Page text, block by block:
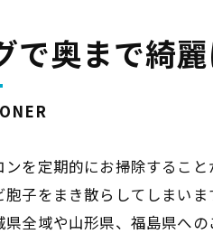
で奥まで綺
を定期的にお掃除するこ
子をまき散らしてしまい
全域や山形県、福島県へ